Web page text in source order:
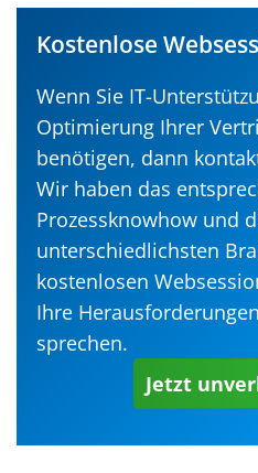
Kostenlose
Wenn Sie IT-
Optimierung Ihrer
benötigen, dann
Wir haben das
Prozessknowhow und
unterschiedlichsten
kostenlosen
Ihre
sprechen.
Jetzt